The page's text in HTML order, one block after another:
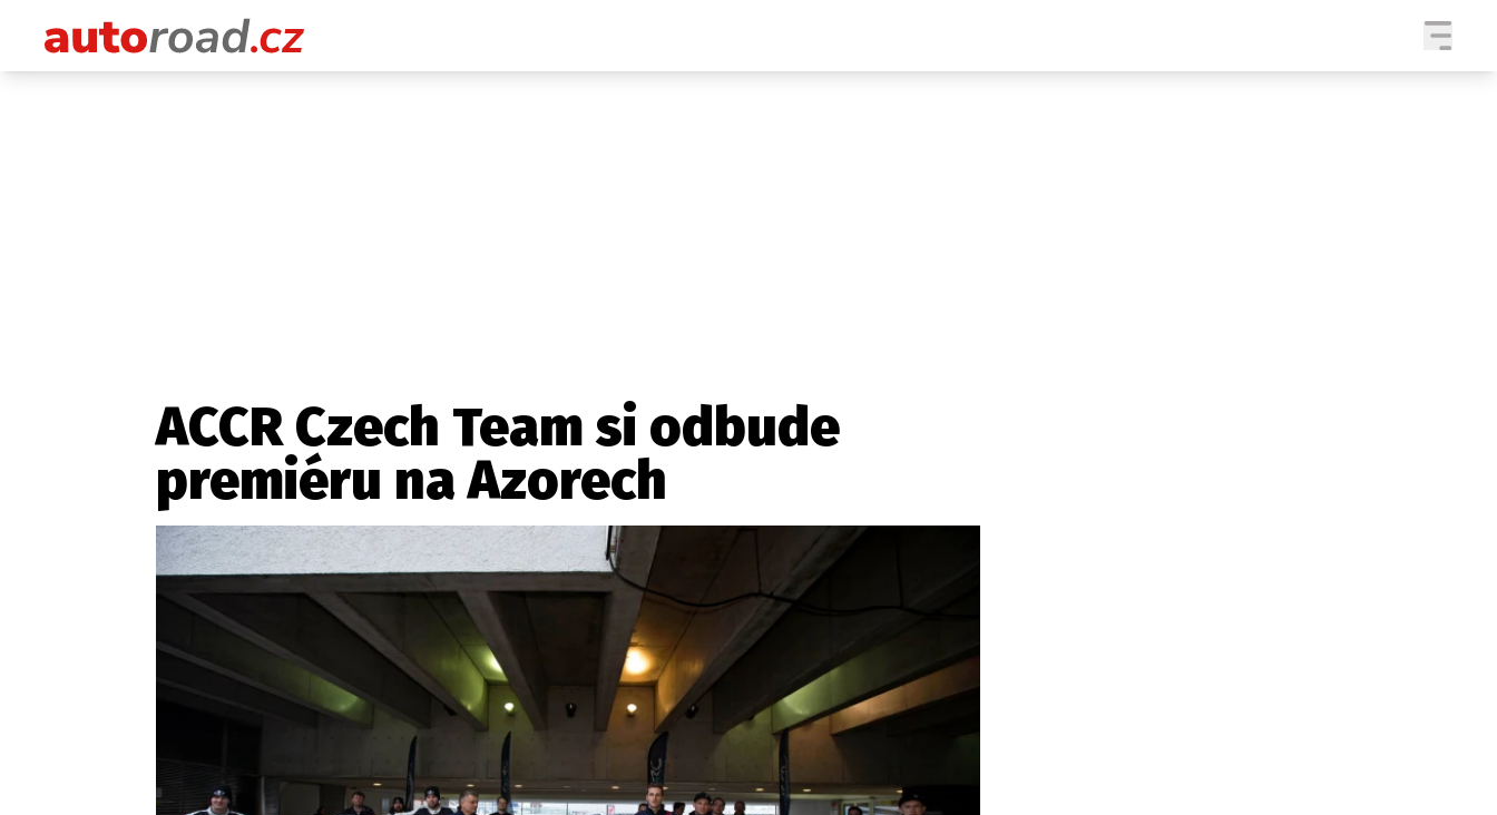
Český trh
Profi
Etický kodex Kontakt Vydavatel Inzerce Osobní údaje / Cookies
Provozovatelem serveru autoroad.cz je INCORP MEDIA GROUP s.r.o., IČ: 118 23 054
ACCR Czech Team si odbude
premiéru na Azorech